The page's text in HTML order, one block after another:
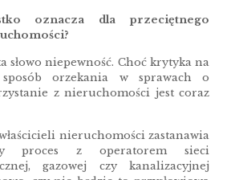
oznacza dla przeciętnego
słowo niepewność. Choć krytyka na
sposób orzekania w sprawach o
z nieruchomości jest coraz
nieruchomości zastanawia
proces z operatorem sieci
gazowej czy kanalizacyjnej